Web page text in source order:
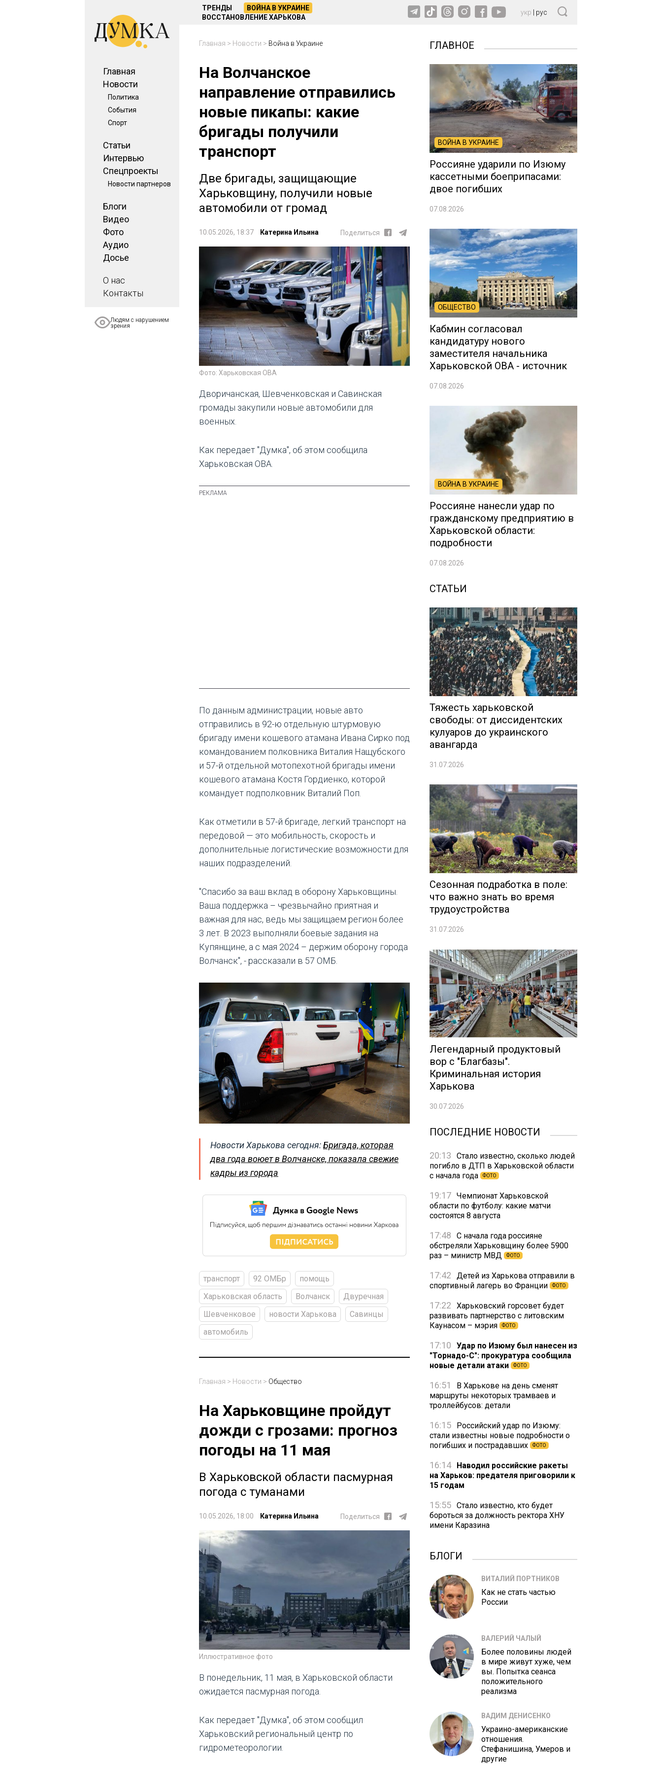
Главная
Новости
Политика
События
Спорт
Статьи
Интервью
Спецпроекты
Новости партнеров
Блоги
Видео
Фото
Аудио
Досье
О нас
Контакты
Людям с нарушением
зрения
ТРЕНДЫ
ВОЙНА В УКРАИНЕ
ВОССТАНОВЛЕНИЕ ХАРЬКОВА
укр рус
Главная > Новости > Война в Украине
На Волчанское
направление отправились
новые пикапы: какие
бригады получили
транспорт
Две бригады, защищающие
Харьковщину, получили новые
автомобили от громад
10.05.2026, 18:37 Катерина Ильина Поделиться
Фото: Харьковская ОВА
Дворичанская, Шевченковская и Савинская
громады закупили новые автомобили для
военных.
Как передает "Думка", об этом сообщила
Харьковская ОВА.
По данным администрации, новые авто
отправились в 92-ю отдельную штурмовую
бригаду имени кошевого атамана Ивана Сирко под
командованием полковника Виталия Нащубского
и 57-й отдельной мотопехотной бригады имени
кошевого атамана Костя Гордиенко, которой
командует подполковник Виталий Поп.
Как отметили в 57-й бригаде, легкий транспорт на
передовой — это мобильность, скорость и
дополнительные логистические возможности для
наших подразделений.
"Спасибо за ваш вклад в оборону Харьковщины.
Ваша поддержка – чрезвычайно приятная и
важная для нас, ведь мы защищаем регион более
3 лет. В 2023 выполняли боевые задания на
Купянщине, а с мая 2024 – держим оборону города
Волчанск", - рассказали в 57 ОМБ.
Новости Харькова сегодня:Бригада, которая
два года воюет в Волчанске, показала свежие
кадры из города
транспорт 92 ОМБр
помощь
Харьковская область
Волчанск
Двуречная
Шевченковое
новости Харькова
Савинцы
автомобиль
Главная > Новости > Общество
На Харьковщине пройдут
дожди с грозами: прогноз
погоды на 11 мая
В Харьковской области пасмурная
погода с туманами
10.05.2026, 18:00 Катерина Ильина Поделиться
Иллюстративное фото
В понедельник, 11 мая, в Харьковской области
ожидается пасмурная погода.
Как передает "Думка", об этом сообщил
Харьковский региональный центр по
гидрометеорологии.
ГЛАВНОЕ
ВОЙНА В УКРАИНЕ
Россияне ударили по Изюму
кассетными боеприпасами:
двое погибших
07.08.2026
ОБЩЕСТВО
Кабмин согласовал
кандидатуру нового
заместителя начальника
Харьковской ОВА - источник
07.08.2026
ВОЙНА В УКРАИНЕ
Россияне нанесли удар по
гражданскому предприятию в
Харьковской области:
подробности
07.08.2026
СТАТЬИ
Тяжесть харьковской
свободы: от диссидентских
кулуаров до украинского
авангарда
31.07.2026
Сезонная подработка в поле:
что важно знать во время
трудоустройства
31.07.2026
Легендарный продуктовый
вор с "Благбазы".
Криминальная история
Харькова
30.07.2026
ПОСЛЕДНИЕ НОВОСТИ
20:13
Стало известно, сколько людей
погибло в ДТП в Харьковской области
с начала года
ФОТО
19:17 Чемпионат Харьковской
области по футболу: какие матчи
состоятся 8 августа
17:48
С начала года россияне
обстреляли Харьковщину более 5900
раз – министр МВД
ФОТО
17:42
Детей из Харькова отправили в
спортивный лагерь во Франции
ФОТО
17:22
Харьковский горсовет будет
развивать партнерство с литовским
Каунасом – мэрия
ФОТО
17:10
Удар по Изюму был нанесен из
"Торнадо-С": прокуратура сообщила
новые детали атаки
ФОТО
16:51
В Харькове на день сменят
маршруты некоторых трамваев и
троллейбусов: детали
16:15
Российский удар по Изюму:
стали известны новые подробности о
погибших и пострадавших
ФОТО
16:14
Наводил российские ракеты
на Харьков: предателя приговорили к
15 годам
15:55 Стало известно, кто будет
бороться за должность ректора ХНУ
имени Каразина
БЛОГИ
ВИТАЛИЙ ПОРТНИКОВ
Как не стать частью
России
ВАЛЕРИЙ ЧАЛЫЙ
Более половины людей
в мире живут хуже, чем
вы. Попытка сеанса
положительного
реализма
ВАДИМ ДЕНИСЕНКО
Украино-американские
отношения.
Стефанишина, Умеров и
другие